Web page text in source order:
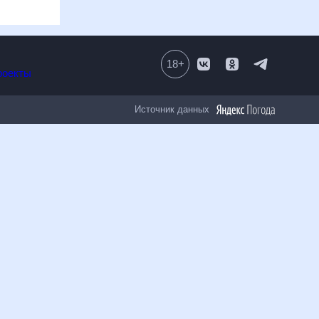
18+
Источник данных